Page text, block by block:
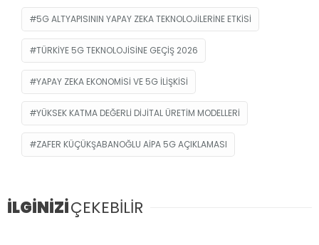
5G ALTYAPISININ YAPAY ZEKA TEKNOLOJILERINE ETKISI
TÜRKIYE 5G TEKNOLOJISINE GEÇIŞ 2026
YAPAY ZEKA EKONOMISI VE 5G ILIŞKISI
YÜKSEK KATMA DEĞERLI DIJITAL ÜRETIM MODELLERI
ZAFER KÜÇÜKŞABANOĞLU AIPA 5G AÇIKLAMASI
İLGİNİZİÇEKEBİLİR